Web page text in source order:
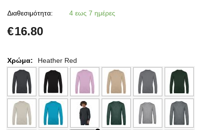
Διαθεσιμότητα: 4 εως 7 ημέρες
€16.80
Χρώμα: Heather Red